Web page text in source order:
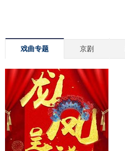
戏曲专题 京剧